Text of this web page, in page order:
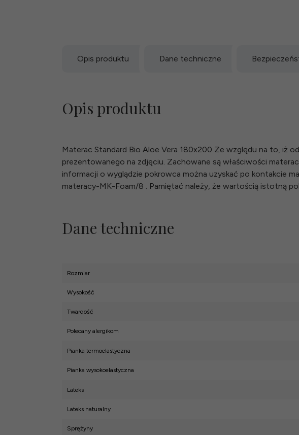
Opis produktu Dane techniczne
Opis produktu
Materac Standard Bio Aloe Vera 180x200 Ze względu na to, iż
prezentowanego na zdjęciu. Zachowane są właściwości
informacji o wyglądzie pokrowca można uzyskać po kontakcie
materacy-MK-Foam/8 . Pamiętać należy, że wartością istotną
Dane techniczne
Rozmiar
Wysokość
Twardość
Polecany alergikom
Pianka termoelastyczna
Pianka wysokoelastyczna
Lateks
Lateks naturalny
Sprężyny